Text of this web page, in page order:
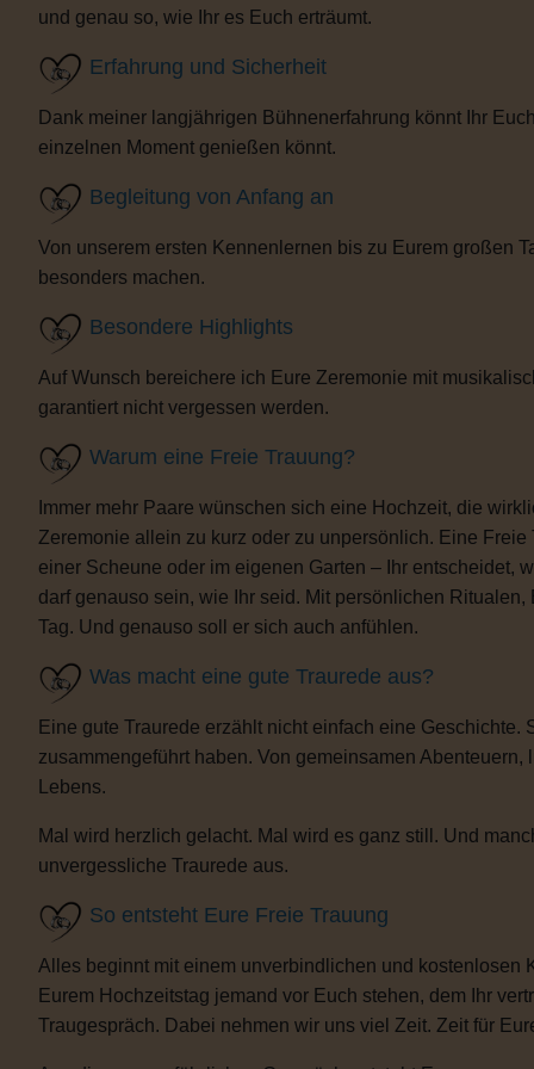
und genau so, wie Ihr es Euch erträumt.
Erfahrung und Sicherheit
Dank meiner langjährigen Bühnenerfahrung könnt Ihr
einzelnen Moment genießen könnt.
Begleitung von Anfang an
Von unserem ersten Kennenlernen bis zu Eurem großen
besonders machen.
Besondere Highlights
Auf Wunsch bereichere ich Eure Zeremonie mit
garantiert nicht vergessen werden.
Warum eine Freie Trauung?
Immer mehr Paare wünschen sich eine Hochzeit, die
Zeremonie allein zu kurz oder zu unpersönlich. Eine
einer Scheune oder im eigenen Garten – Ihr entscheidet,
darf genauso sein, wie Ihr seid. Mit persönlichen
Tag. Und genauso soll er sich auch anfühlen.
Was macht eine gute Traurede aus?
Eine gute Traurede erzählt nicht einfach eine
zusammengeführt haben. Von gemeinsamen
Lebens.
Mal wird herzlich gelacht. Mal wird es ganz still. Und
unvergessliche Traurede aus.
So entsteht Eure Freie Trauung
Alles beginnt mit einem unverbindlichen und
Eurem Hochzeitstag jemand vor Euch stehen, dem Ihr
Traugespräch. Dabei nehmen wir uns viel Zeit. Zeit für